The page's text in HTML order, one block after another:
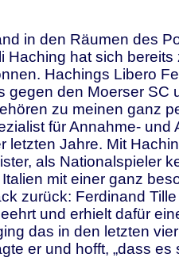
in den Räumen des
Haching hat sich bereits
Hachings Libero
gegen den Moerser SC
zu meinen ganz
für Annahme- und
letzten Jahre. Mit
als Nationalspieler
mit einer ganz
zurück: Ferdinand
und erhielt dafür
das in den letzten
er und hofft, „dass es